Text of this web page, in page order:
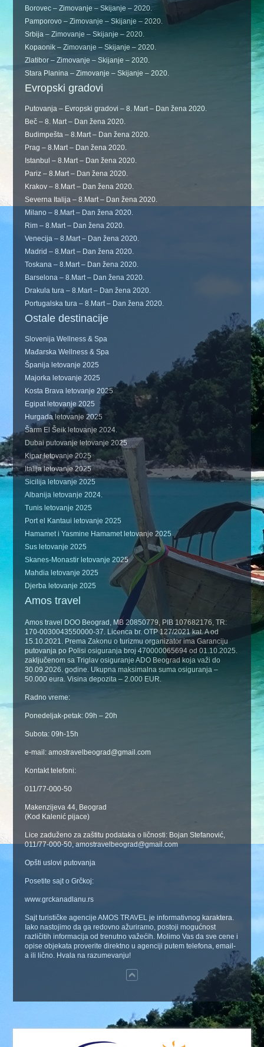
Borovec – Zimovanje – Skijanje – 2020.
Pamporovo – Zimovanje – Skijanje – 2020.
Srbija – Zimovanje – Skijanje – 2020.
Kopaonik – Zimovanje – Skijanje – 2020.
Zlatibor – Zimovanje – Skijanje – 2020.
Stara Planina – Zimovanje – Skijanje – 2020.
Evropski gradovi
Putovanja – Evropski gradovi – 8. Mart – Dan žena 2020.
Beč – 8. Mart – Dan žena 2020.
Budimpešta – 8.Mart – Dan žena 2020.
Prag – 8.Mart – Dan žena 2020.
Istanbul – 8.Mart – Dan žena 2020.
Pariz – 8.Mart – Dan žena 2020.
Krakov – 8.Mart – Dan žena 2020.
Severna Italija – 8.Mart – Dan žena 2020.
Milano – 8.Mart – Dan žena 2020.
Rim – 8.Mart – Dan žena 2020.
Venecija – 8.Mart – Dan žena 2020.
Madrid – 8.Mart – Dan žena 2020.
Toskana – 8.Mart – Dan žena 2020.
Barselona – 8.Mart – Dan žena 2020.
Drakula tura – 8.Mart – Dan žena 2020.
Portugalska tura – 8.Mart – Dan žena 2020.
Ostale destinacije
Slovenija Wellness & Spa
Mađarska Wellness & Spa
Španija letovanje 2025
Majorka letovanje 2025
Kosta Brava letovanje 2025
Egipat letovanje 2025
Hurgada letovanje 2025
Šarm El Šeik letovanje 2024.
Dubai putovanje letovanje 2025
Kipar letovanje 2025
Italija letovanje 2025
Sicilija letovanje 2025
Albanija letovanje 2024.
Tunis letovanje 2025
Port el Kantaui letovanje 2025
Hamamet i Yasmine Hamamet letovanje 2025
Sus letovanje 2025
Skanes-Monastir letovanje 2025
Mahdia letovanje 2025
Djerba letovanje 2025
Amos travel
Amos travel DOO Beograd, MB 20850779, PIB 107682176, TR:
170-0030043550000-37. Licenca br. OTP 127/2021 kat. A od
15.10.2021. Prema Zakonu o turizmu organizator ima Garanciju
putovanja po Polisi osiguranja broj 470000065694 od 01.10.2025.
zaključenom sa Triglav osiguranje ADO Beograd koja važi do
30.09.2026. godine. Ukupna maksimalna suma osiguranja –
50.000 eura. Visina depozita – 2.000 EUR.
Radno vreme:
Ponedeljak-petak: 09h – 20h
Subota: 09h-15h
e-mail: amostravelbeograd@gmail.com
Kontakt telefoni:
011/77-000-50
Makenzijeva 44, Beograd
(Kod Kalenić pijace)
Lice zaduženo za zaštitu podataka o ličnosti: Bojan Stefanović,
011/77-000-50, amostravelbeograd@gmail.com
Opšti uslovi putovanja
Posetite sajt o Grčkoj:
www.grckanadlanu.rs
Sajt turističke agencije AMOS TRAVEL je informativnog karaktera.
Iako nastojimo da ga redovno ažuriramo, postoji mogućnost
različitih informacija od trenutno važećih. Molimo Vas da sve cene i
opise objekata proverite direktno u agenciji putem telefona, email-
a ili lično. Hvala na razumevanju!